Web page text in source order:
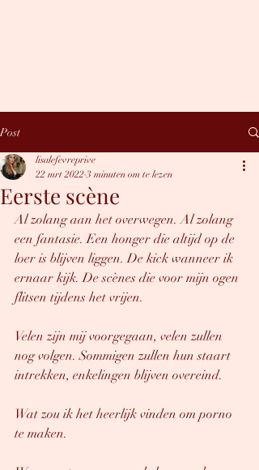
Post
Eerste scène
lisalefevreprive
22 mrt 2022 3 minuten om te lezen
Al zolang aan het overwegen. Al zolang
een fantasie. Een honger die altijd op de
loer is blijven liggen. De kick wanneer ik
ernaar kijk. De scènes die voor mijn ogen
flitsen tijdens het vrijen.
Velen zijn mij voorgegaan, velen zullen
nog volgen. Sommigen zullen hun staart
intrekken, enkelingen blijven overeind.
Wat zou ik het heerlijk vinden om porno
te maken.